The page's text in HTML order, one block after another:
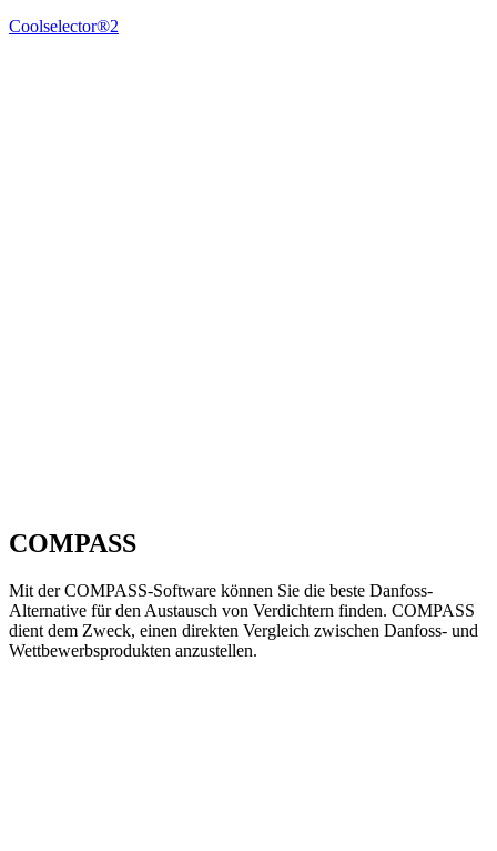
Coolselector®2
COMPASS
Mit der COMPASS-Software können Sie die beste Danfoss-
Alternative für den Austausch von Verdichtern finden. COMPASS
dient dem Zweck, einen direkten Vergleich zwischen Danfoss- und
Wettbewerbsprodukten anzustellen.